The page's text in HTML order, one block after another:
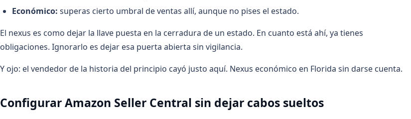
Económico: superas cierto umbral de ventas allí, aunque no pises el estado.
El nexus es como dejar la llave puesta en la cerradura de un estado. En cuanto está ahí, ya tienes
obligaciones. Ignorarlo es dejar esa puerta abierta sin vigilancia.
Y ojo: el vendedor de la historia del principio cayó justo aquí. Nexus económico en Florida sin darse cuenta.
Configurar Amazon Seller Central sin dejar cabos sueltos